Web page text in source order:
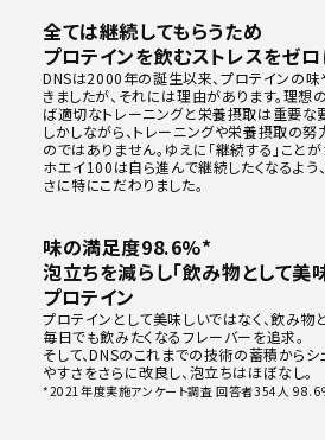
全ては継続してもらうため
プロテインを飲むストレスをゼ
DNSは2000年の誕生以来、プロテインの味
きましたが、それには理由があります。理
ば適切なトレーニングと栄養摂取は重要な
しかしながら、トレーニングや栄養摂取の
のではありません。ゆえに「継続する」ことが
ホエイ100は自ら進んで継続したくなるよう
さに特にこだわりました。
味の満足度98.6%*
泡立ちを減らし「飲み物として美
プロテイン
プロテインとして美味しいではなく、飲み物
毎日でも飲みたくなるフレーバーを追求。
そして、DNSのこれまでの技術の蓄積から
やすさをさらに改良し、泡立ちはほぼなし。
*2021年度実施アンケート調査 回答者354人 98.6